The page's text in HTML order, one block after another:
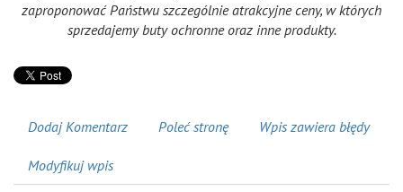
zaproponować Państwu szczególnie atrakcyjne ceny, w których
sprzedajemy buty ochronne oraz inne produkty.
Dodaj Komentarz Poleć stronę Wpis zawiera błędy
Modyfikuj wpis